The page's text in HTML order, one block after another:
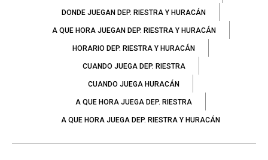
DONDE JUEGAN DEP. RIESTRA Y HURACÁN
A QUE HORA JUEGAN DEP. RIESTRA Y HURACÁN
HORARIO DEP. RIESTRA Y HURACÁN
CUANDO JUEGA DEP. RIESTRA
CUANDO JUEGA HURACÁN
A QUE HORA JUEGA DEP. RIESTRA
A QUE HORA JUEGA DEP. RIESTRA Y HURACÁN